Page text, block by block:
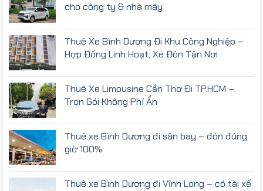
cho công ty & nhà máy
Thuê Xe Bình Dương Đi Khu Công Nghiệp –
Hợp Đồng Linh Hoạt, Xe Đón Tận Nơi
Thuê Xe Limousine Cần Thơ Đi TP.HCM –
Trọn Gói Không Phí Ẩn
Thuê xe Bình Dương đi sân bay – đón đúng
giờ 100%
Thuê xe Bình Dương đi Vĩnh Long – có tài xế